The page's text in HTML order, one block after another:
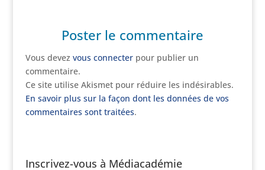
Poster le commentaire
Vous devez vous connecterpour publier un
commentaire.
Ce site utilise Akismet pour réduire les indésirables.
En savoir plus sur la façon dont les données de vos
commentaires sont traitées.
Inscrivez-vous à Médiacadémie